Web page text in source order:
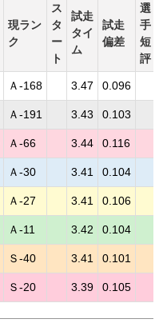
現ラン
ク
ス
タ
ー
ト
試走
タイ
ム
試走
偏差
選
手
短
評
Ａ-168 3.47 0.096
Ａ-191 3.43 0.103
Ａ-66 3.44 0.116
Ａ-30 3.41 0.104
Ａ-27 3.41 0.106
Ａ-11 3.42 0.104
Ｓ-40 3.41 0.101
Ｓ-20 3.39 0.105